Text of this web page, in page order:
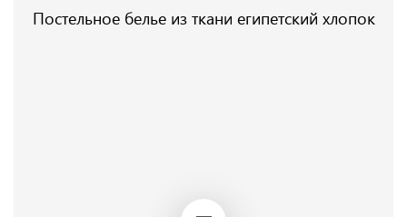
Постельное белье из ткани египетский хлопок